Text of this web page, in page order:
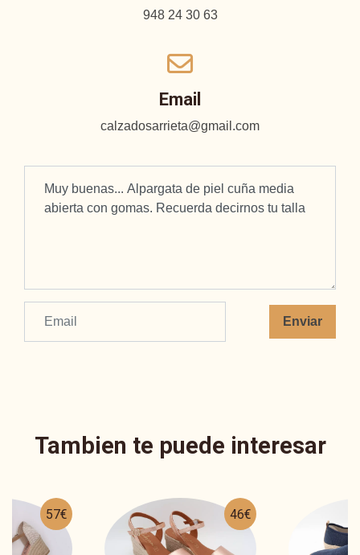
948 24 30 63
Email
calzadosarrieta@gmail.com
Enviar
Tambien te puede interesar
57€ 46€